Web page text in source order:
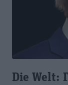
Die Welt: